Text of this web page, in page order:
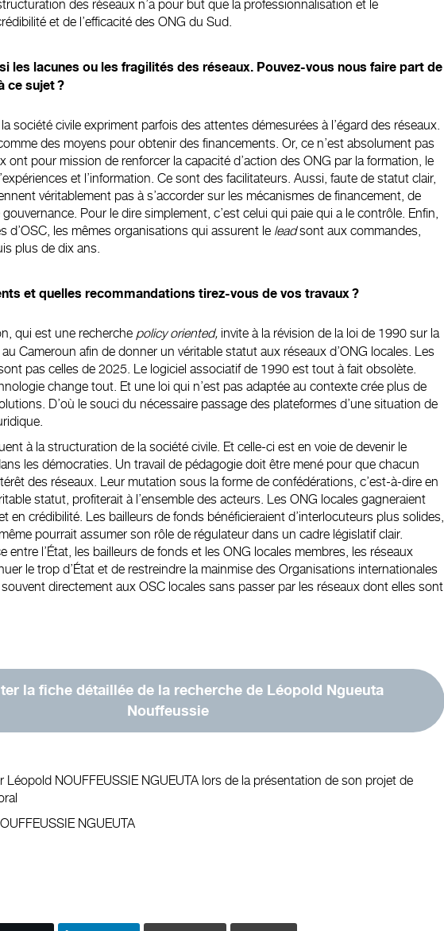
des réseaux n’a pour but que la professionnalisation et le
et de l’efficacité des ONG du Sud.
les lacunes ou les fragilités des réseaux. Pouvez-vous nous faire part de
ce sujet ?
société civile expriment parfois des attentes démesurées à l’égard des réseaux.
des moyens pour obtenir des financements. Or, ce n’est absolument pas
ont pour mission de renforcer la capacité d’action des ONG par la formation, le
et l’information. Ce sont des facilitateurs. Aussi, faute de statut clair,
véritablement pas à s’accorder sur les mécanismes de financement, de
Pour le dire simplement, c’est celui qui paie qui a le contrôle. Enfin,
d’OSC, les mêmes organisations qui assurent le leadsont aux commandes,
plus de dix ans.
et quelles recommandations tirez-vous de vos travaux ?
qui est une recherche policy oriented, invite à la révision de la loi de 1990 sur la
Cameroun afin de donner un véritable statut aux réseaux d’ONG locales. Les
pas celles de 2025. Le logiciel associatif de 1990 est tout à fait obsolète.
change tout. Et une loi qui n’est pas adaptée au contexte crée plus de
D’où le souci du nécessaire passage des plateformes d’une situation de
à la structuration de la société civile. Et celle-ci est en voie de devenir le
les démocraties. Un travail de pédagogie doit être mené pour que chacun
des réseaux. Leur mutation sous la forme de confédérations, c’est-à-dire en
statut, profiterait à l’ensemble des acteurs. Les ONG locales gagneraient
en crédibilité. Les bailleurs de fonds bénéficieraient d’interlocuteurs plus solides,
pourrait assumer son rôle de régulateur dans un cadre législatif clair.
entre l’État, les bailleurs de fonds et les ONG locales membres, les réseaux
le trop d’État et de restreindre la mainmise des Organisations internationales
directement aux OSC locales sans passer par les réseaux dont elles sont
la fiche détaillée de la recherche de Léopold Ngueuta
Nouffeussie
Léopold NOUFFEUSSIE NGUEUTA lors de la présentation de son projet de
NGUEUTA